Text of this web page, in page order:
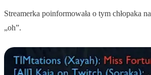
Streamerka poinformowała o tym chłopaka
„oh”.